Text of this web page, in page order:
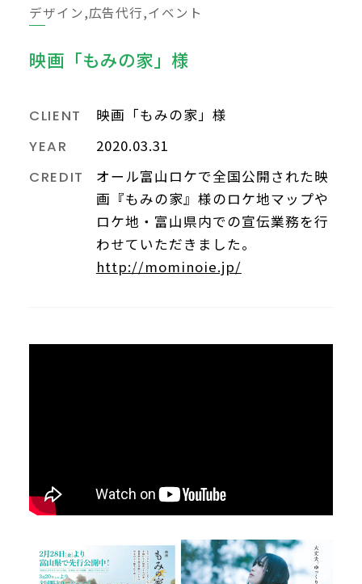
デザイン,広告代行,イベント
映画「もみの家」様
CLIENT
映画「もみの家」様
YEAR
2020.03.31
CREDIT
オール富山ロケで全国公開された映
画『もみの家』様のロケ地マップや
ロケ地・富山県内での宣伝業務を行
わせていただきました。
http://mominoie.jp/